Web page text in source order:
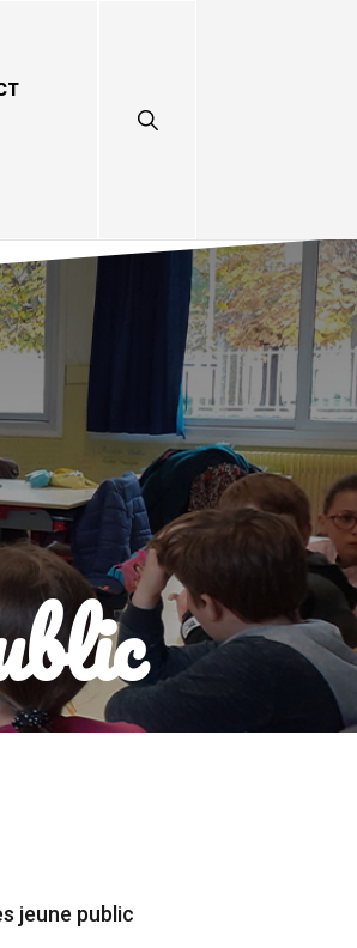
jeune public